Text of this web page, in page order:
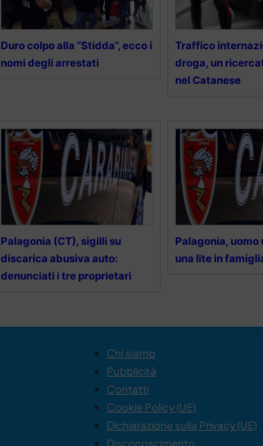
Duro colpo alla “Stidda”, ecco i
nomi degli arrestati
Traffico
droga, un
nel Catanese
Palagonia (CT), sigilli su
discarica abusiva auto:
denunciati i tre proprietari
Palagonia, uomo
una lite in
Chi siamo
Pubblicità
Contatti
Cookie Policy (UE)
Dichiarazione sulla Privacy (UE)
Disconoscimento